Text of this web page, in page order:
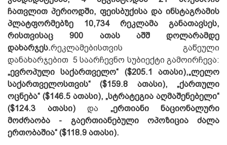
ჩათვლით პერიოდში, ფეისბუქისა და ინსტაგრამის
პლატფორმებზე 10,734 რეკლამა განათავსეს,
რისთვისაც 900 ათას აშშ დოლარამდე
დახარჯეს.რეკლამებისთვის გაწეული
დანახარჯებით 5 საარჩევნო სუბიექტი გამოირჩევა:
„ევროპული საქართველო“ ($205.1 ათასი),„ლელო
საქართველოსთვის“ ($159.8 ათასი), „ქართული
ოცნება“ ($146.5 ათასი), „სტრატეგია აღმაშენებელი“
($124.3 ათასი)და „ერთიანი ნაციონალური
მოძრაობა - გაერთიანებული ოპოზიცია ძალა
ერთობაშია“ ($118.9 ათასი).